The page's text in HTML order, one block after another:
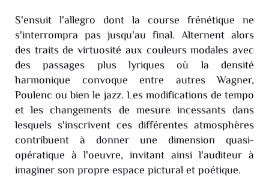
S'ensuit l'allegro dont la course frénétique ne
s'interrompra pas jusqu'au final. Alternent alors
des traits de virtuosité aux couleurs modales avec
des passages plus lyriques où la densité
harmonique convoque entre autres Wagner,
Poulenc ou bien le jazz. Les modifications de tempo
et les changements de mesure incessants dans
lesquels s'inscrivent ces différentes atmosphères
contribuent à donner une dimension quasi-
opératique à l'oeuvre, invitant ainsi l'auditeur à
imaginer son propre espace pictural et poétique.